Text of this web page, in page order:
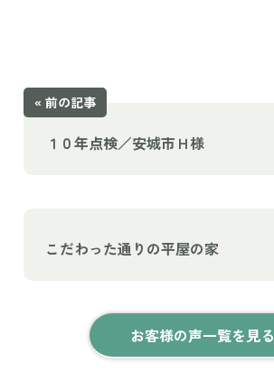
« 前の記事
１０年点検／安城市Ｈ様
こだわった通りの平屋の家
お客様の声一覧を見る